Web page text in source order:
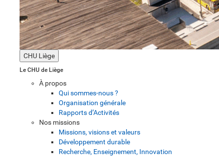
CHU Liège
Le CHU de Liège
À propos
Qui sommes-nous ?
Organisation générale
Rapports d’Activités
Nos missions
Missions, visions et valeurs
Développement durable
Recherche, Enseignement, Innovation